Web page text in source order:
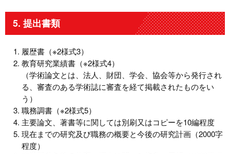
5. 提出書類
履歴書（※2様式3）
教育研究業績書（※2様式4）
（学術論文とは、法人、財団、学会、協会等から発行され
る、審査のある学術誌に審査を経て掲載されたものをい
う）
職務調書（※2様式5）
主要論文、著書等に関しては別刷又はコピーを10編程度
現在までの研究及び職務の概要と今後の研究計画（2000字
程度）